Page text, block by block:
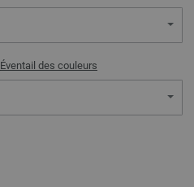
Éventail des couleurs